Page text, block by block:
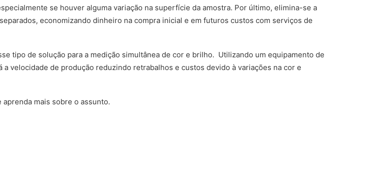
se houver alguma variação na superfície da amostra. Por último, elimina-se a
economizando dinheiro na compra inicial e em futuros custos com serviços de
tipo de solução para a medição simultânea de cor e brilho. Utilizando um equipamento de
velocidade de produção reduzindo retrabalhos e custos devido à variações na cor e
aprenda mais sobre o assunto.